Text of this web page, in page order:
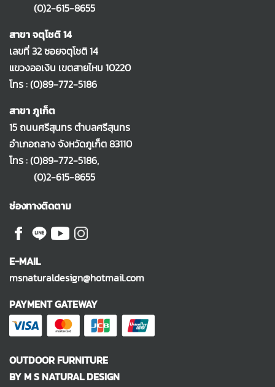
(0)2-615-8655
สาขา จตุโชติ 14
เลขที่ 32 ซอยจตุโชติ 14
แขวงออเงิน เขตสายไหม 10220
โทร :(0)89-772-5186
สาขา ภูเก็ต
15 ถนนศรีสุนทร ตำบลศรีสุนทร
อำเภอถลาง จังหวัดภูเก็ต 83110
โทร :(0)89-772-5186,
(0)2-615-8655
ช่องทางติดตาม
E-MAIL
msnaturaldesign@hotmail.com
PAYMENT GATEWAY
OUTDOOR FURNITURE
BY M S NATURAL DESIGN